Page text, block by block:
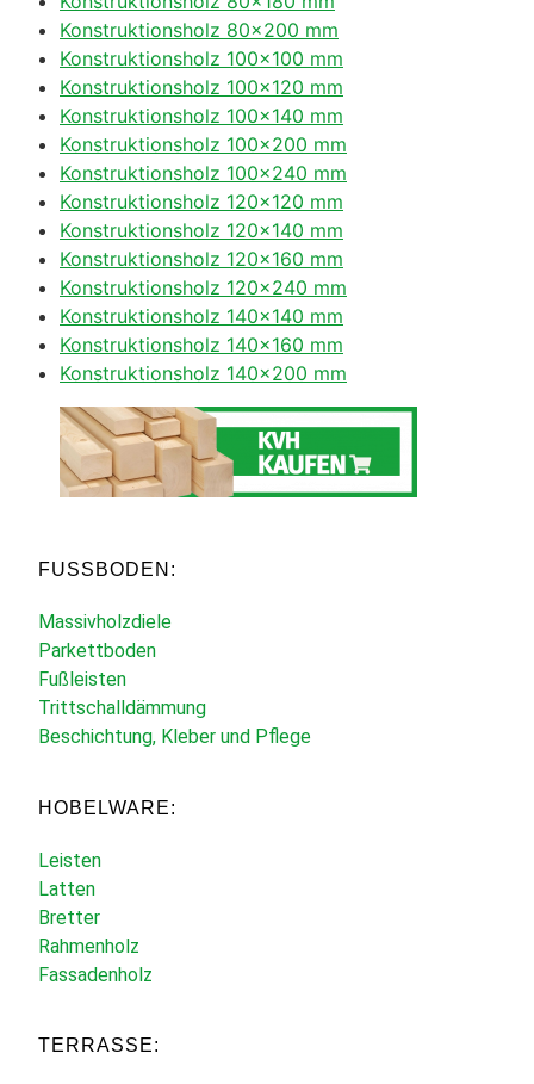
Konstruktionsholz 80×200 mm
Konstruktionsholz 100×100 mm
Konstruktionsholz 100×120 mm
Konstruktionsholz 100×140 mm
Konstruktionsholz 100×200 mm
Konstruktionsholz 100×240 mm
Konstruktionsholz 120×120 mm
Konstruktionsholz 120×140 mm
Konstruktionsholz 120×160 mm
Konstruktionsholz 120×240 mm
Konstruktionsholz 140×140 mm
Konstruktionsholz 140×160 mm
Konstruktionsholz 140×200 mm
FUSSBODEN:
Massivholzdiele
Parkettboden
Fußleisten
Trittschalldämmung
Beschichtung, Kleber und Pflege
HOBELWARE:
Leisten
Latten
Bretter
Rahmenholz
Fassadenholz
TERRASSE: